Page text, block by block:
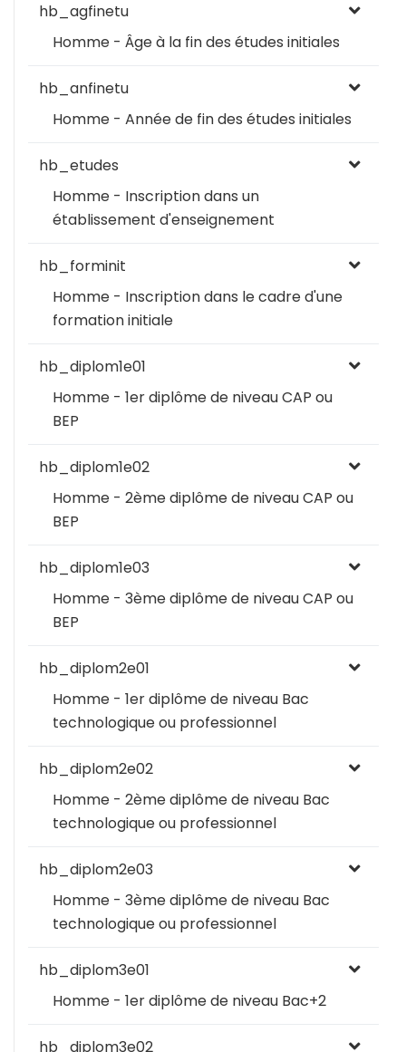
hb_agfinetu
Homme - Âge à la fin des études initiales
hb_anfinetu
Homme - Année de fin des études initiales
hb_etudes
Homme - Inscription dans un
établissement d'enseignement
hb_forminit
Homme - Inscription dans le cadre d'une
formation initiale
hb_diplom1e01
Homme - 1er diplôme de niveau CAP ou
BEP
hb_diplom1e02
Homme - 2ème diplôme de niveau CAP ou
BEP
hb_diplom1e03
Homme - 3ème diplôme de niveau CAP ou
BEP
hb_diplom2e01
Homme - 1er diplôme de niveau Bac
technologique ou professionnel
hb_diplom2e02
Homme - 2ème diplôme de niveau Bac
technologique ou professionnel
hb_diplom2e03
Homme - 3ème diplôme de niveau Bac
technologique ou professionnel
hb_diplom3e01
Homme - 1er diplôme de niveau Bac+2
hb_diplom3e02